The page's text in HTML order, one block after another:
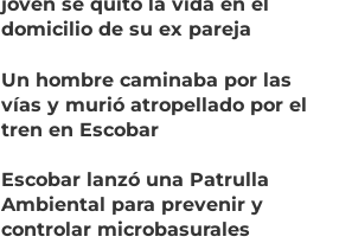
domicilio de su ex pareja
Un hombre caminaba por las
vías y murió atropellado por el
tren en Escobar
Escobar lanzó una Patrulla
Ambiental para prevenir y
controlar microbasurales